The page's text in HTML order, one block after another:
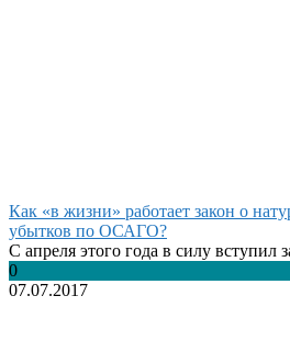
Как «в жизни» работает закон о
убытков по ОСАГО?
С апреля этого года в силу вступил
0
07.07.2017